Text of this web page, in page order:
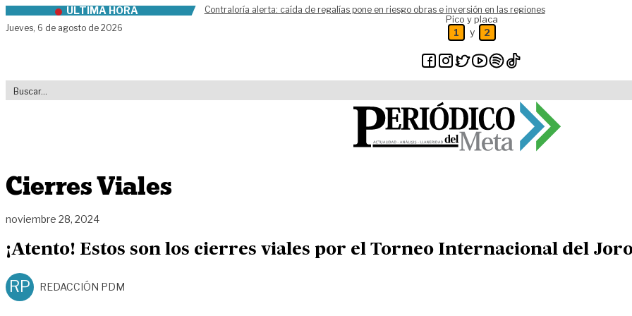
Skip to contentÚLTIMA HORA
Contraloría alerta: caída de regalías pone en riesgo obras e inversión en las regiones
Jueves, 6 de agosto de 2026
Pico y placa
1 y 2
Cierres Viales
noviembre 28, 2024
¡Atento! Estos son los cierres viales por el Torneo Internacional del
RP REDACCIÓN PDM